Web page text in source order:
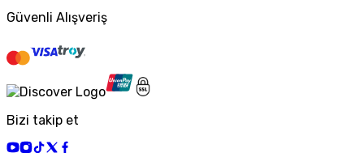
Güvenli Alışveriş
Bizi takip et